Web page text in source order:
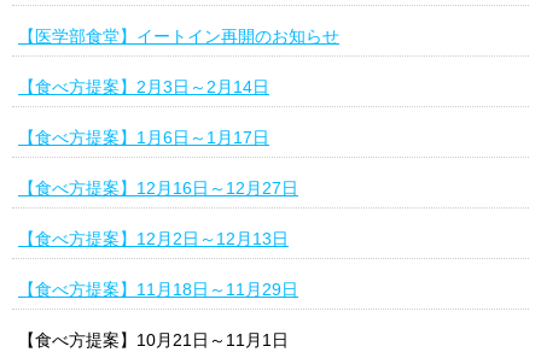
【医学部食堂】イートイン再開のお知らせ
【食べ方提案】2月3日～2月14日
【食べ方提案】1月6日～1月17日
【食べ方提案】12月16日～12月27日
【食べ方提案】12月2日～12月13日
【食べ方提案】11月18日～11月29日
【食べ方提案】10月21日～11月1日